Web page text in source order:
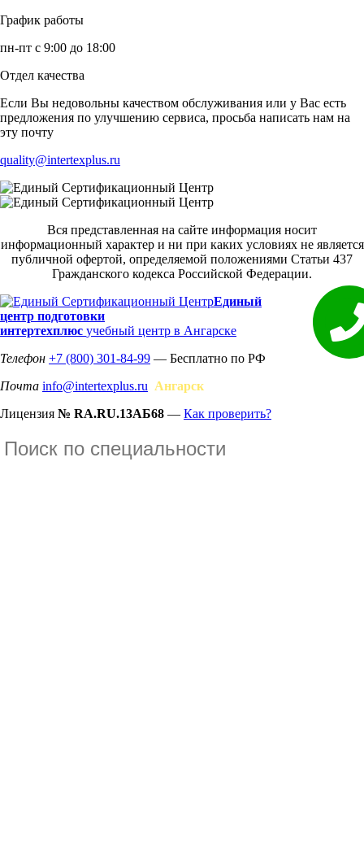
График работы
пн-пт с 9:00 до 18:00
Отдел качества
Если Вы недовольны качеством обслуживания или у Вас есть
предложения по улучшению сервиса, просьба написать нам на
эту почту
quality@intertexplus.ru
Вся представленная на сайте информация носит
информационный характер и ни при каких условиях не является
публичной офертой, определяемой положениями Статьи 437
Гражданского кодекса Российской Федерации.
Единый
центр подготовки
интертехплюс учебный центр в Ангарске
Телефон +7 (800) 301-84-99 — Бесплатно по РФ
Почта info@intertexplus.ru Ангарск
Лицензия № RA.RU.13АБ68 — Как проверить?